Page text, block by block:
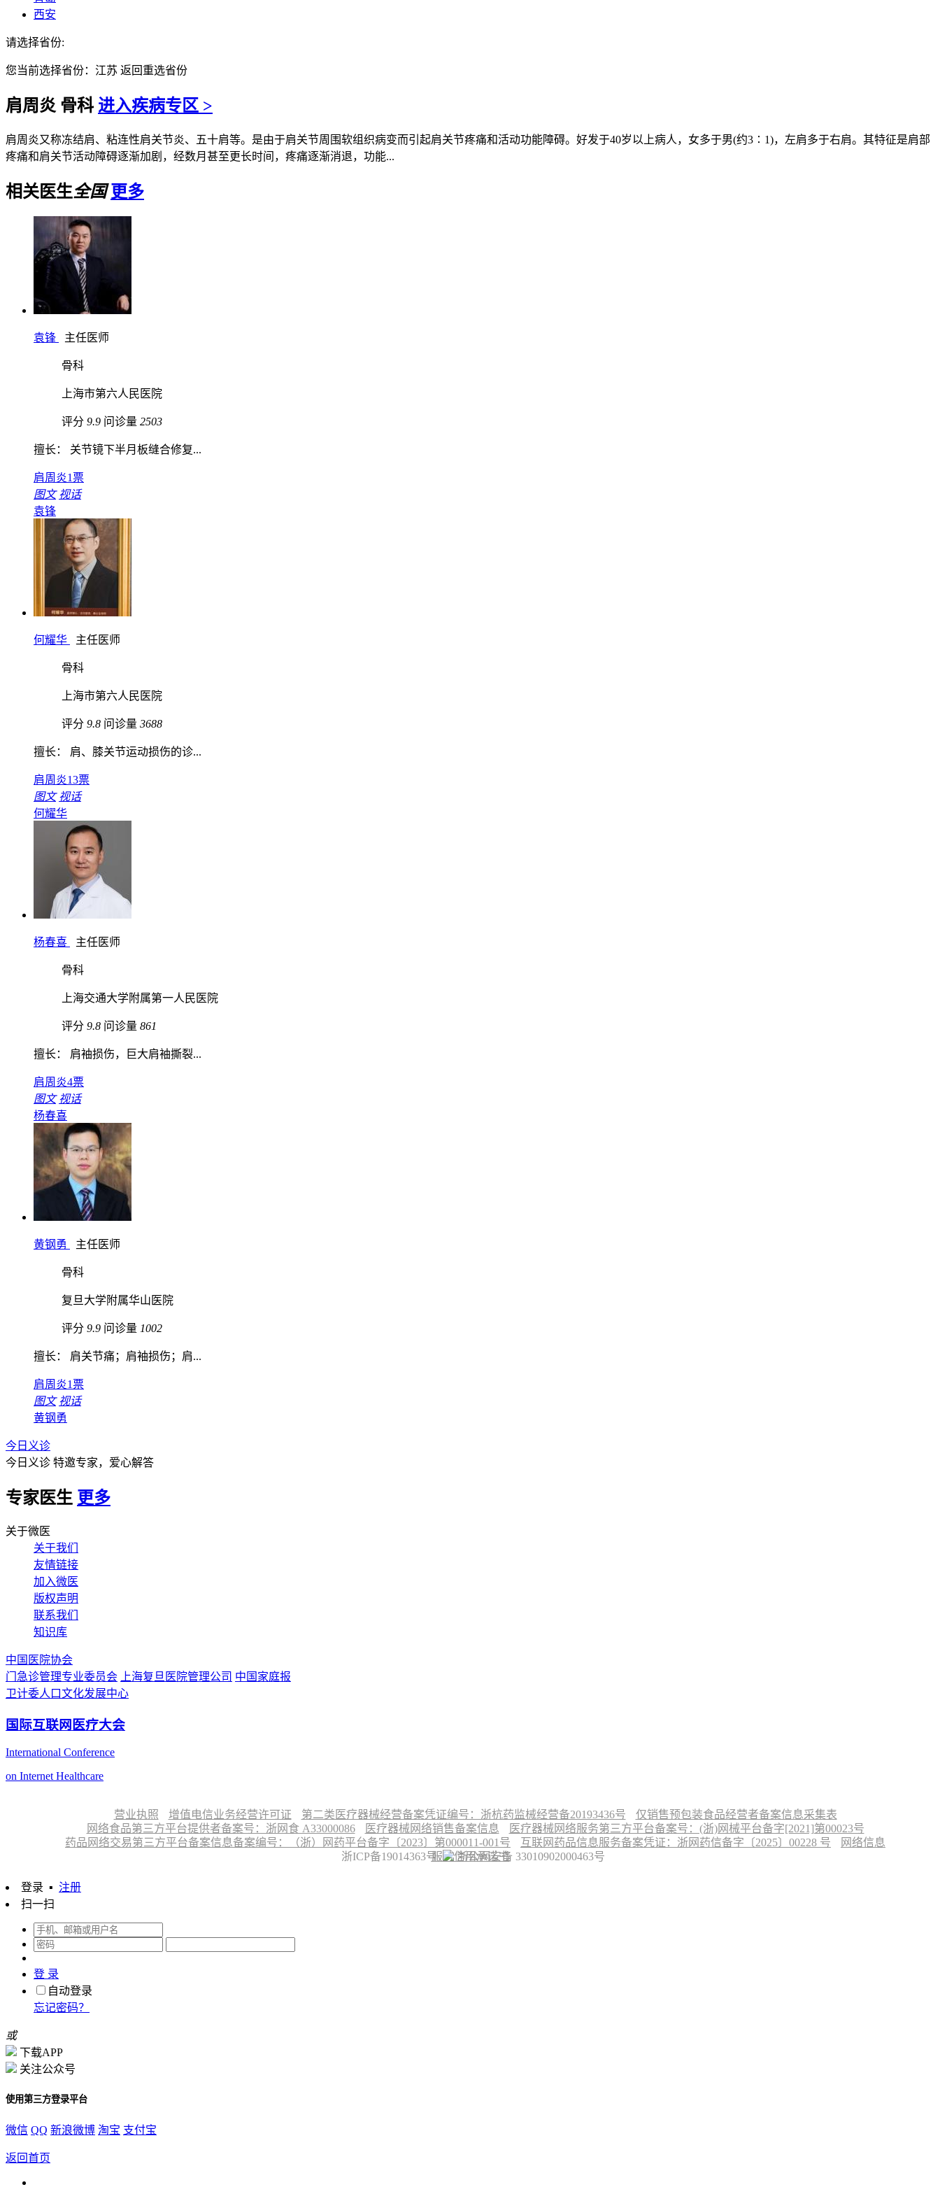
西安
请选择省份:
您当前选择省份： 江苏 返回重选省份
肩周炎 骨科 进入疾病专区 >
肩周炎又称冻结肩、粘连性肩关节炎、五十肩等。是由于肩关节周围软组织病变而引起肩关节疼痛和活动功能障碍。好发于40岁以上病人，女多于男(约3∶1)，左肩多于右肩。其特征是肩部
疼痛和肩关节活动障碍逐渐加剧，经数月甚至更长时间，疼痛逐渐消退，功能...
相关医生全国 更多
袁锋 主任医师
骨科
上海市第六人民医院
评分 9.9 问诊量 2503
擅长： 关节镜下半月板缝合修复...
肩周炎1票
图文 视话
袁锋
何耀华 主任医师
骨科
上海市第六人民医院
评分 9.8 问诊量 3688
擅长： 肩、膝关节运动损伤的诊...
肩周炎13票
图文 视话
何耀华
杨春喜 主任医师
骨科
上海交通大学附属第一人民医院
评分 9.8 问诊量 861
擅长： 肩袖损伤，巨大肩袖撕裂...
肩周炎4票
图文 视话
杨春喜
黄钢勇 主任医师
骨科
复旦大学附属华山医院
评分 9.9 问诊量 1002
擅长： 肩关节痛；肩袖损伤；肩...
肩周炎1票
图文 视话
黄钢勇
今日义诊
今日义诊 特邀专家，爱心解答
专家医生 更多
关于微医
关于我们
友情链接
加入微医
版权声明
联系我们
知识库
中国医院协会
门急诊管理专业委员会 上海复旦医院管理公司 中国家庭报
卫计委人口文化发展中心
国际互联网医疗大会
International Conference
on Internet Healthcare
营业执照 增值电信业务经营许可证 第二类医疗器械经营备案凭证编号：浙杭药监械经营备20193436号
仅销售预包装食品经营者备案信息采集表
网络食品第三方平台提供者备案号：浙网食 A33000086
医疗器械网络销售备案信息
医疗器械网络服务第三方平台备案号：(浙)网械平台备字[2021]第00023号
药品网络交易第三方平台备案信息备案编号：（浙）网药平台备字〔2023〕第000011-001号
互联网药品信息服务备案凭证：浙网药信备字〔2025〕00228 号
网络信息
服务信用承诺书
浙ICP备19014363号 浙公网安备 33010902000463号
登录 ▪ 注册
扫一扫
登 录
自动登录
忘记密码？
或
下载APP
关注公众号
使用第三方登录平台
微信 QQ 新浪微博 淘宝 支付宝
返回首页